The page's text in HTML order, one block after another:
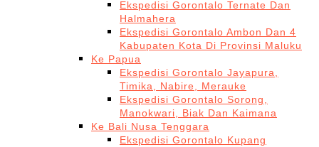
Ekspedisi Gorontalo Ternate Dan
Halmahera
Ekspedisi Gorontalo Ambon Dan 4
Kabupaten Kota Di Provinsi Maluku
Ke Papua
Ekspedisi Gorontalo Jayapura,
Timika, Nabire, Merauke
Ekspedisi Gorontalo Sorong,
Manokwari, Biak Dan Kaimana
Ke Bali Nusa Tenggara
Ekspedisi Gorontalo Kupang